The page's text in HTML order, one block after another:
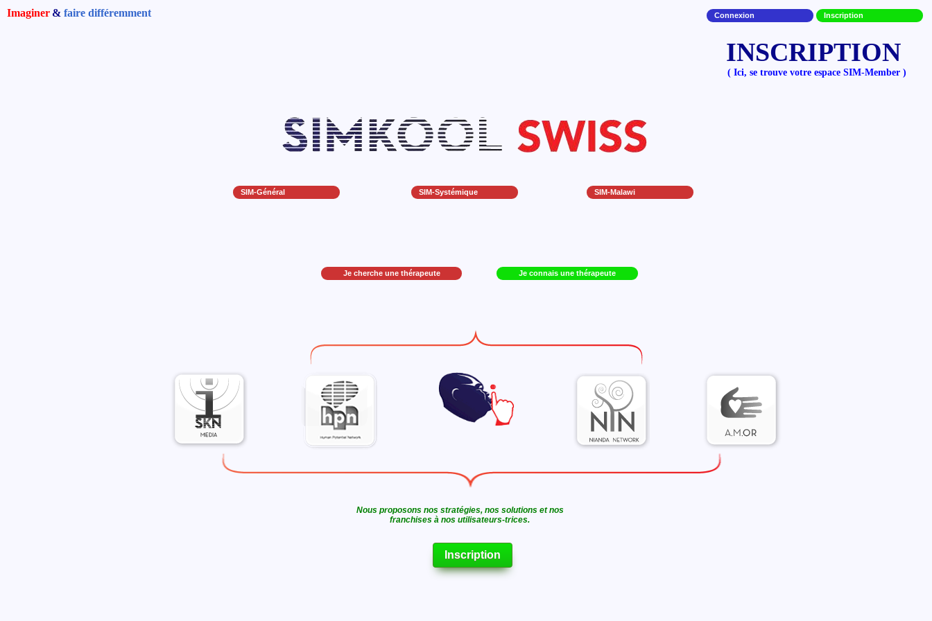
Imaginer & faire différemment Connexion Inscription
INSCRIPTION
( Ici, se trouve votre espace SIM-Member )
SIM-Général SIM-Systémique SIM-Malawi
Je cherche une thérapeute Je connais une thérapeute
Nous proposons nos stratégies, nos solutions et nos
franchises à nos utilisateurs-trices.
Inscription